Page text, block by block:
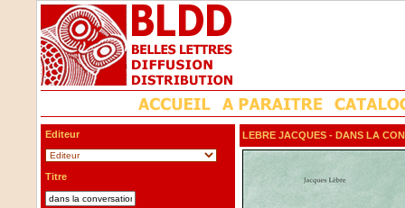
Editeur
Titre
LEBRE JACQUES - DANS LA